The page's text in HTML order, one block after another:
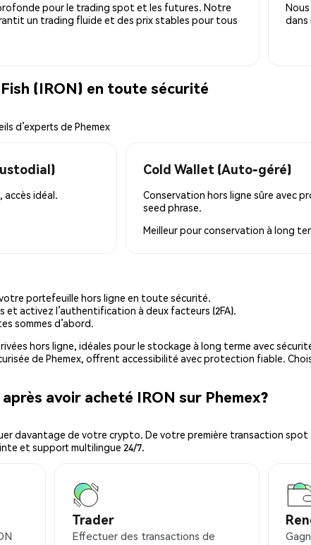
pour le trading spot et les futures. Notre
un trading fluide et des prix stables pour tous
dans
(IRON) en toute sécurité
d’experts de Phemex
idéal.
Cold Wallet (Auto-géré)
Conservation hors ligne sûre avec
seed phrase.
Meilleur pourconservation à long
portefeuille hors ligne en toute sécurité.
et activez l’authentification à deux facteurs (2FA).
sommes d’abord.
hors ligne, idéales pour le stockage à long terme avec
de Phemex, offrent accessibilité avec protection fiable.
avoir acheté IRON sur Phemex?
davantage de votre crypto. De votre première transaction
et support multilingue 24/7.
Trader
Effectuer des transactions de